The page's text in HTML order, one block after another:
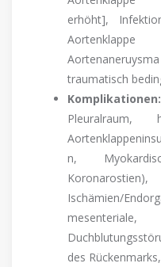
erhöht],
traumatisch
Komplikationen:
Pleuralraum,
n,
Ischämien/
des